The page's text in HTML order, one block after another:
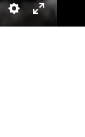
Settings
Enter